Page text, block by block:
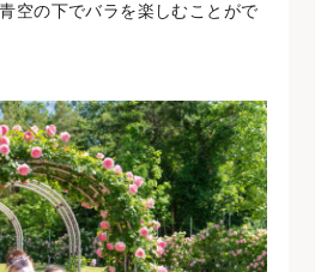
空の下でバラを楽しむことがで